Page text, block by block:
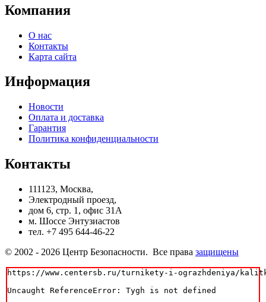
Компания
О нас
Контакты
Карта сайта
Информация
Новости
Оплата и доставка
Гарантия
Политика конфиденциальности
Контакты
111123, Москва,
Электродный проезд,
дом 6, стр. 1, офис 31А
м. Шоссе Энтузиастов
тел. +7 495 644-46-22
© 2002 - 2026 Центр Безопасности. Все права защищены
https://www.centersb.ru/turnikety-i-ograzhdeniya/
Uncaught ReferenceError: Tygh is not defined